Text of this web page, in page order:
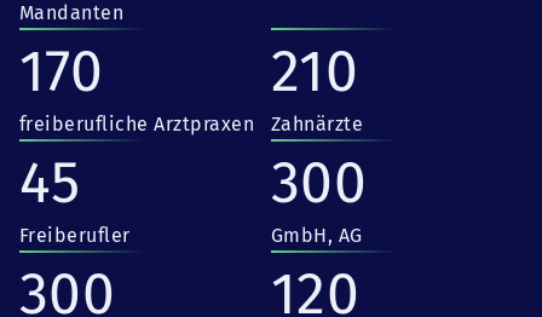
Mandanten
170
freiberufliche Arztpraxen
210
Zahnärzte
45
Freiberufler
300
GmbH, AG
300 120